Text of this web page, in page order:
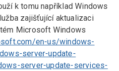
k tomu například Windows
zajišťující aktualizaci
Microsoft Windows
en-us/windows-
server-update-
server-update-services-